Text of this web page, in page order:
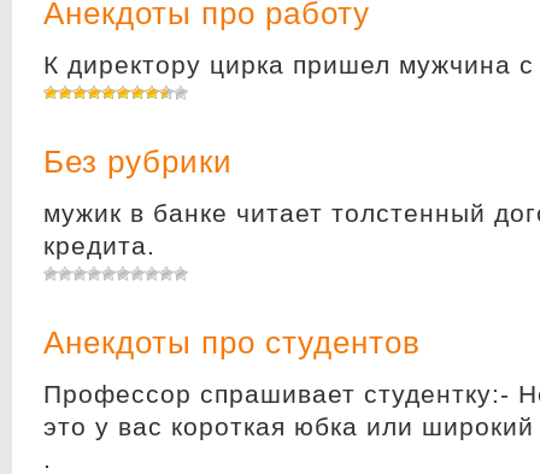
Анекдоты про работу
К директору цирка пришел мужчина с
Без рубрики
мужик в банке читает толстенный
кредита.
Анекдоты про студентов
Профессор спрашивает студентку:-
это у вас короткая юбка или широкий
.